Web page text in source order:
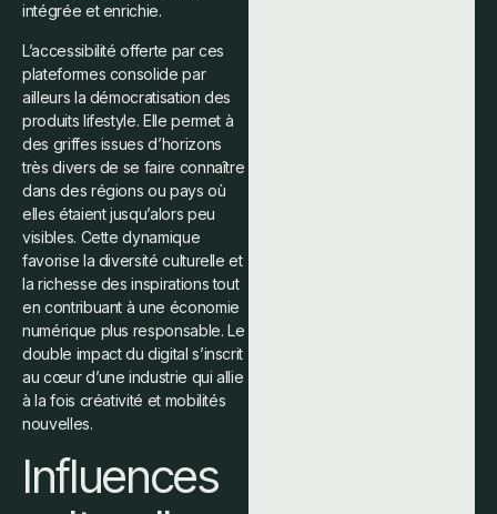
intégrée et enrichie.
L’accessibilité offerte par ces
plateformes consolide par
ailleurs la démocratisation des
produits lifestyle. Elle permet à
des griffes issues d’horizons
très divers de se faire connaître
dans des régions ou pays où
elles étaient jusqu’alors peu
visibles. Cette dynamique
favorise la diversité culturelle et
la richesse des inspirations tout
en contribuant à une économie
numérique plus responsable. Le
double impact du digital s’inscrit
au cœur d’une industrie qui allie
à la fois créativité et mobilités
nouvelles.
Influences